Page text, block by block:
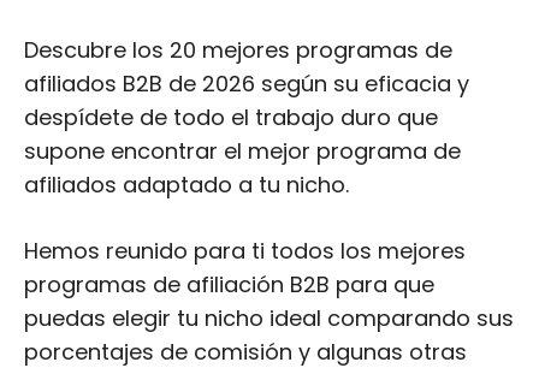
Descubre los 20 mejores programas de
afiliados B2B de 2026 según su eficacia y
despídete de todo el trabajo duro que
supone encontrar el mejor programa de
afiliados adaptado a tu nicho.
Hemos reunido para ti todos los mejores
programas de afiliación B2B para que
puedas elegir tu nicho ideal comparando sus
porcentajes de comisión y algunas otras